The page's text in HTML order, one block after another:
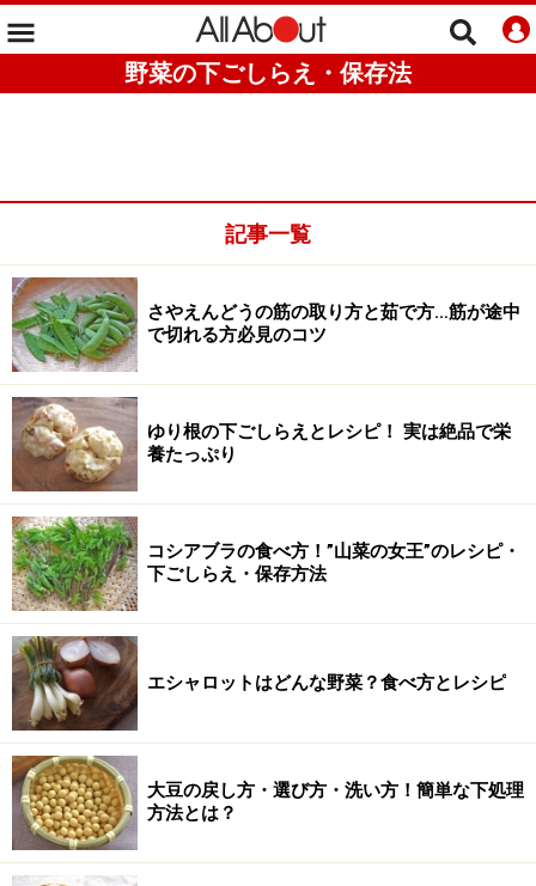
野菜の下ごしらえ・保存法
記事一覧
さやえんどうの筋の取り方と茹で方…筋が途中
で切れる方必見のコツ
ゆり根の下ごしらえとレシピ！ 実は絶品で栄
養たっぷり
コシアブラの食べ方！”山菜の女王”のレシピ・
下ごしらえ・保存方法
エシャロットはどんな野菜？食べ方とレシピ
大豆の戻し方・選び方・洗い方！簡単な下処理
方法とは？